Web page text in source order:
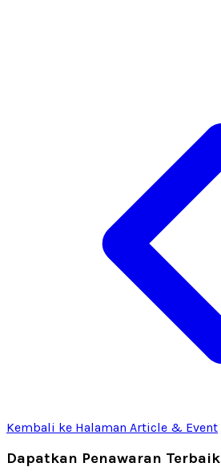
Kembali ke Halaman Article & Event
Dapatkan Penawaran Terbaik